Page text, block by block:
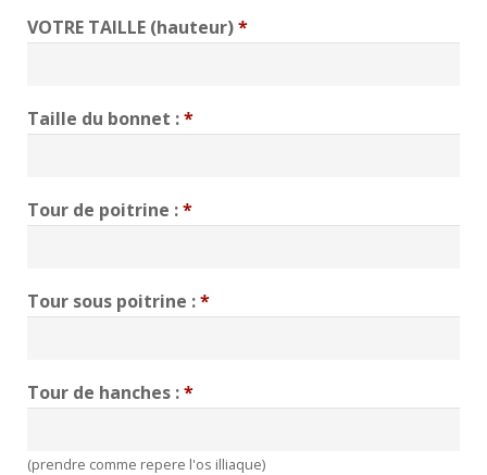
VOTRE TAILLE (hauteur)*
Taille du bonnet :*
Tour de poitrine :*
Tour sous poitrine :*
Tour de hanches :*
(prendre comme repere l'os illiaque)